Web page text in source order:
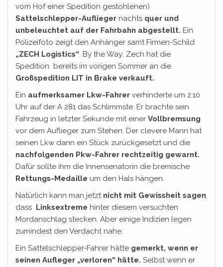
vom Hof einer Spedition gestohlenen)
Sattelschlepper-Auflieger nachts quer und
unbeleuchtet auf der Fahrbahn abgestellt. Ein
Polizeifoto zeigt den Anhänger samt Firmen-Schild
„ZECH Logistics“. By the Way: Zech hat die
Spedition bereits im vorigen Sommer an die
Großspedition LIT in Brake verkauft.
Ein aufmerksamer Lkw-Fahrer verhinderte um 2:10
Uhr auf der A 281 das Schlimmste. Er brachte sein
Fahrzeug in letzter Sekunde mit einer Vollbremsung
vor dem Auflieger zum Stehen. Der clevere Mann hat
seinen Lkw dann ein Stück zurückgesetzt und die
nachfolgenden Pkw-Fahrer rechtzeitig gewarnt.
Dafür sollte ihm die Innensenatorin die bremische
Rettungs-Medaille um den Hals hängen.
Natürlich kann man jetzt nicht mit Gewissheit sagen,
dass Linksextreme hinter diesem versuchten
Mordanschlag stecken. Aber einige Indizien legen
zumindest den Verdacht nahe.
Ein Sattelschlepper-Fahrer hätte gemerkt, wenn er
seinen Aufleger „verloren“ hätte. Selbst wenn er